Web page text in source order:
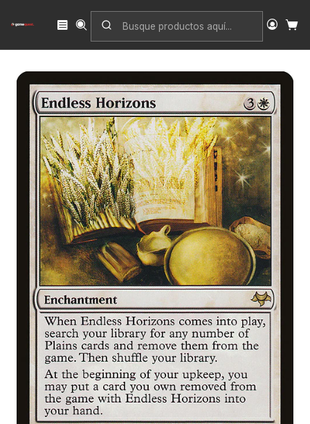
Singles Magic: The Gathering
Eventide
Endless Horizons | Inglés | NM | EVE